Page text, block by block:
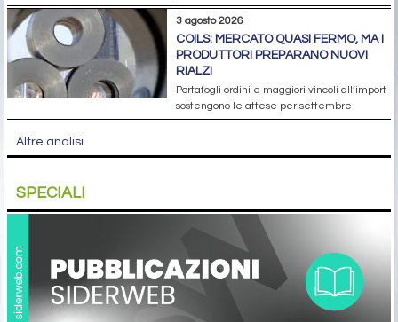
3 agosto 2026
COILS: MERCATO QUASI FERMO, MA I
PRODUTTORI PREPARANO NUOVI
RIALZI
Portafogli ordini e maggiori vincoli all’import
sostengono le attese per settembre
Altre analisi
SPECIALI